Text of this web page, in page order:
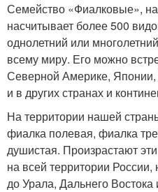
Семейство «Фиалковые»,
насчитывает более 500
однолетний или
всему миру. Его можно
Северной Америке,
и в других странах и
На территории нашей
фиалка полевая, фиалка
душистая. Произрастают
на всей территории
до Урала, Дальнего